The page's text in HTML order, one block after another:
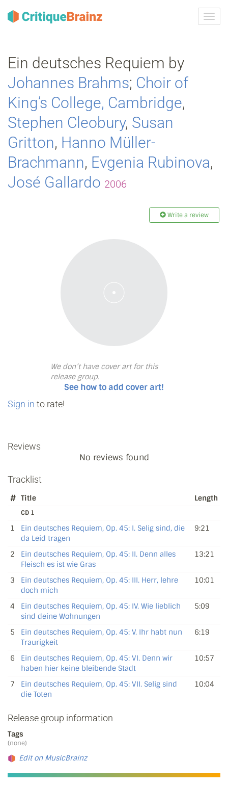
Ein deutsches Requiem by
Johannes Brahms; Choir of
King’s College, Cambridge,
Stephen Cleobury, Susan
Gritton, Hanno Müller‐
Brachmann, Evgenia Rubinova,
José Gallardo 2006
Write a review
We don’t have cover art for this
release group.
See how to add cover art!
Sign in to rate!
Reviews
No reviews found
Tracklist
# Title Length
CD 1
1
Ein deutsches Requiem, Op. 45: I. Selig sind, die
da Leid tragen
9:21
2
Ein deutsches Requiem, Op. 45: II. Denn alles
Fleisch es ist wie Gras
13:21
3
Ein deutsches Requiem, Op. 45: III. Herr, lehre
doch mich
10:01
4
Ein deutsches Requiem, Op. 45: IV. Wie lieblich
sind deine Wohnungen
5:09
5
Ein deutsches Requiem, Op. 45: V. Ihr habt nun
Traurigkeit
6:19
6
Ein deutsches Requiem, Op. 45: VI. Denn wir
haben hier keine bleibende Stadt
10:57
7
Ein deutsches Requiem, Op. 45: VII. Selig sind
die Toten
10:04
Release group information
Tags
(none)
Edit on MusicBrainz